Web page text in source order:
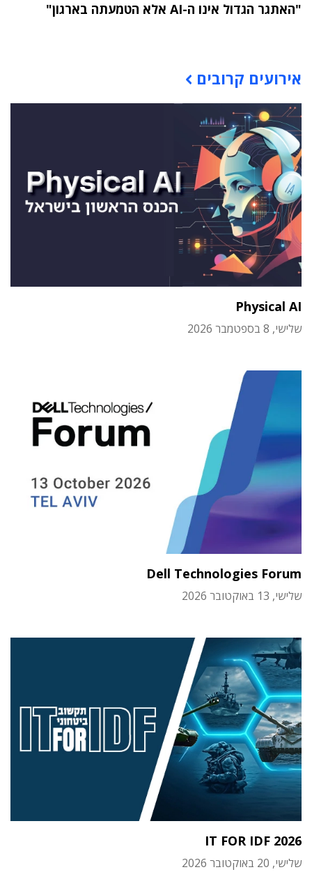
"האתגר הגדול אינו ה-AI אלא הטמעתה בארגון"
אירועים קרובים
Physical AI
שלישי, 8 בספטמבר 2026
Dell Technologies Forum
שלישי, 13 באוקטובר 2026
IT FOR IDF 2026
שלישי, 20 באוקטובר 2026